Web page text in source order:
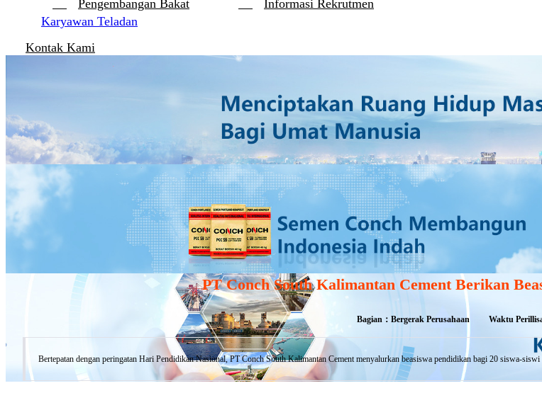
Pengembangan Bakat
Informasi Rekrutmen
Karyawan Teladan
Kontak Kami
PT Conch South Kalimantan Cement Berikan
Bagian：Bergerak Perusahaan Waktu
Bertepatan dengan peringatan Hari Pendidikan Nasional, PT Conch South Kalimantan Cement menyalurkan beasiswa pendidikan bagi 20 siswa-